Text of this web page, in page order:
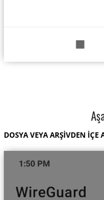
DOSYA VEYA ARŞİVDEN İÇE